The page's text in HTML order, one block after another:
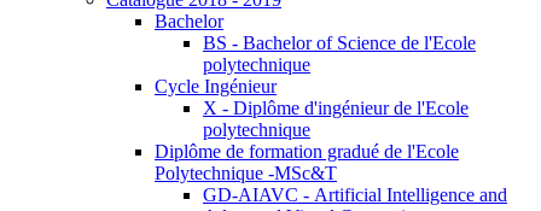
Bachelor
BS - Bachelor of Science de l'Ecole
polytechnique
Cycle Ingénieur
X - Diplôme d'ingénieur de l'Ecole
polytechnique
Diplôme de formation gradué de l'Ecole
Polytechnique -MSc&T
GD-AIAVC - Artificial Intelligence and